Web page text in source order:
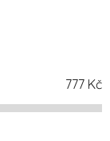
777 Kč